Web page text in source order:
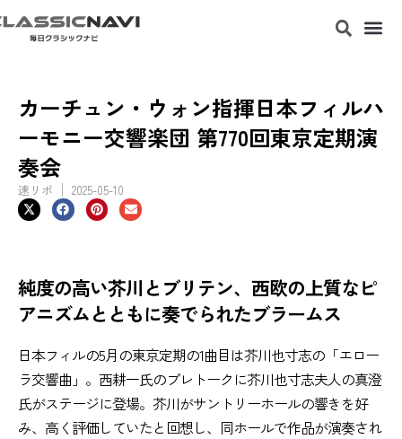
カーチュン・ウォン指揮日本フィルハ
ーモニー交響楽団 第770回東京定期演
奏会
速リポ 2025-05-10
純度の高い芥川とブリテン、西欧の上質なピ
アニズムとともに奏でられたブラームス
日本フィルの5月の東京定期の1曲目は芥川也寸志の「エロー
ラ交響曲」。西耕一氏のプレトークに芥川也寸志夫人の真澄
氏がステージに登場。芥川がサントリーホールの響きを好
み、高く評価していたと回想し、同ホールで作品が演奏され